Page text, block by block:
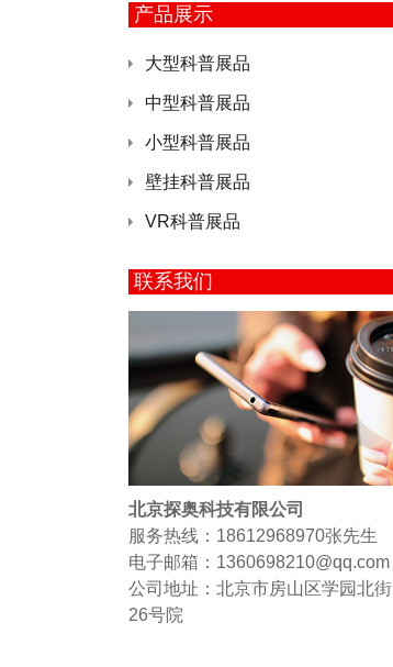
产品展示
大型科普展品
中型科普展品
小型科普展品
壁挂科普展品
VR科普展品
联系我们
北京探奥科技有限公司
服务热线：18612968970张先生
电子邮箱：1360698210@qq.com
公司地址：北京市房山区学园北街
26号院